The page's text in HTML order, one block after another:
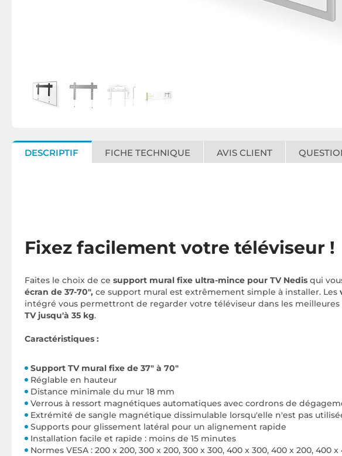
DESCRIPTIF FICHE TECHNIQUE AVIS CLIENT
Fixez facilement votre téléviseur !
Faites le choix de ce support mural fixe ultra-mince pour TV Nedis qui
écran de 37-70", ce support mural est extrêmement simple à installer. Les
intégré vous permettront de regarder votre téléviseur dans les
TV jusqu'à 35 kg.
Caractéristiques :
Support TV mural fixe de 37" à 70"
Réglable en hauteur
Distance minimale du mur 18 mm
Verrous à ressort magnétiques automatiques avec cordrons de
Extrémité de sangle magnétique dissimulable lorsqu'elle n'est pas
Supports pour glissement latéral pour un alignement rapide
Installation facile et rapide : moins de 15 minutes
Normes VESA : 200 x 200, 300 x 200, 300 x 300, 400 x 300, 400 x 200, 400